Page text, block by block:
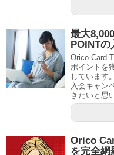
最大
POINTの
Orico Card
ポイントを
しています
入会キャン
きたいと思
Orico
を完全網